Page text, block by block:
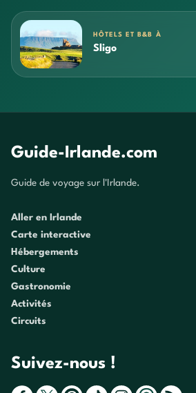
HÔTELS ET B&B À
Sligo
Guide-Irlande.com
Guide de voyage sur l'Irlande.
Aller en Irlande
Carte interactive
Hébergements
Culture
Gastronomie
Activités
Circuits
Suivez-nous !